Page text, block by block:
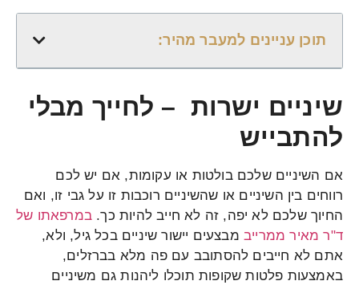
תוכן עניינים למעבר מהיר:
שיניים ישרות – לחייך מבלי
להתבייש
אם השיניים שלכם בולטות או עקומות, אם יש לכם
רווחים בין השיניים או שהשיניים רוכבות זו על גבי זו, ואם
החיוך שלכם לא יפה, זה לא חייב להיות כך. במרפאתו של
ד"ר מאיר ממרייב מבצעים יישור שיניים בכל גיל, ולא,
אתם לא חייבים להסתובב עם פה מלא בברזלים,
באמצעות פלטות שקופות תוכלו ליהנות גם משיניים